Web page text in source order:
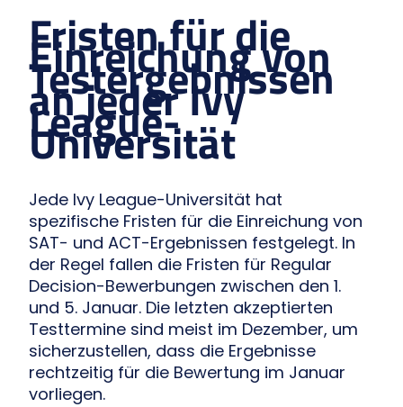
Fristen für die
Einreichung von
Testergebnissen
an jeder Ivy
League-
Universität
Jede Ivy League-Universität hat
spezifische Fristen für die Einreichung von
SAT- und ACT-Ergebnissen festgelegt. In
der Regel fallen die Fristen für Regular
Decision-Bewerbungen zwischen den 1.
und 5. Januar. Die letzten akzeptierten
Testtermine sind meist im Dezember, um
sicherzustellen, dass die Ergebnisse
rechtzeitig für die Bewertung im Januar
vorliegen.